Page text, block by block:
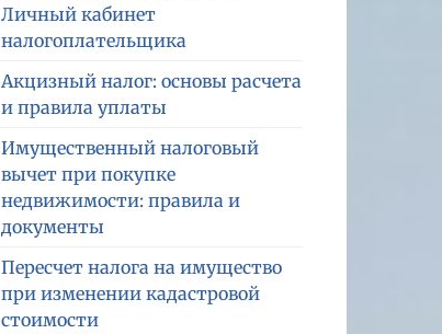
Личный кабинет
налогоплательщика
Акцизный налог: основы расчета
и правила уплаты
Имущественный налоговый
вычет при покупке
недвижимости: правила и
документы
Пересчет налога на имущество
при изменении кадастровой
стоимости